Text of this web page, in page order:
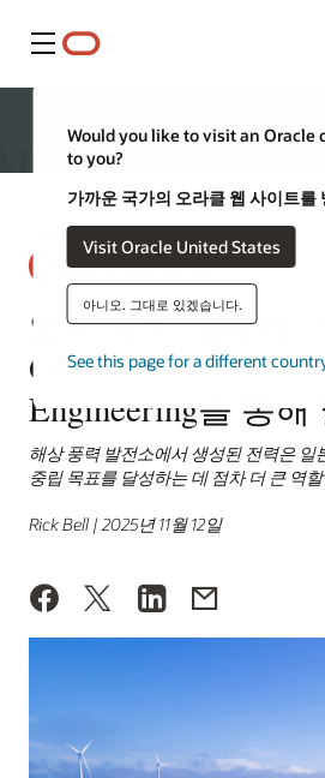
메뉴
Would you like to visit an Oracle
to you?
가까운 국가의 오라클 웹 사이트를
Visit Oracle United States
아니오. 그대로 있겠습니다.
See this page for a different
일본 풍력 에너지
Oracle Construction
Engineering를 통해
해상 풍력 발전소에서 생성된 전력은 일
중립 목표를 달성하는 데 점차 더 큰 역
Rick Bell | 2025년 11월 12일